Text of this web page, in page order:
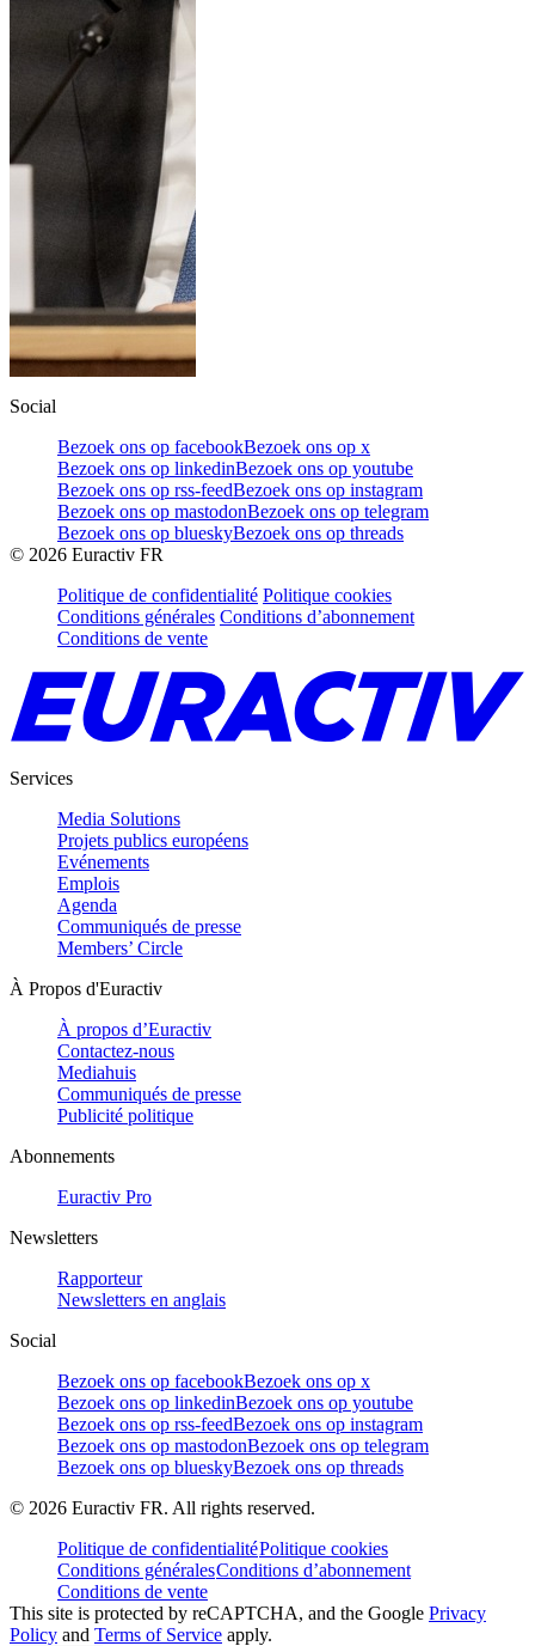
Social
Bezoek ons op facebookBezoek ons op x
Bezoek ons op linkedinBezoek ons op youtube
Bezoek ons op rss-feedBezoek ons op instagram
Bezoek ons op mastodonBezoek ons op telegram
Bezoek ons op blueskyBezoek ons op threads
© 2026 Euractiv FR
Politique de confidentialité Politique cookies
Conditions générales Conditions d’abonnement
Conditions de vente
Services
Media Solutions
Projets publics européens
Evénements
Emplois
Agenda
Communiqués de presse
Members’ Circle
À Propos d'Euractiv
À propos d’Euractiv
Contactez-nous
Mediahuis
Communiqués de presse
Publicité politique
Abonnements
Euractiv Pro
Newsletters
Rapporteur
Newsletters en anglais
Social
Bezoek ons op facebookBezoek ons op x
Bezoek ons op linkedinBezoek ons op youtube
Bezoek ons op rss-feedBezoek ons op instagram
Bezoek ons op mastodonBezoek ons op telegram
Bezoek ons op blueskyBezoek ons op threads
© 2026 Euractiv FR. All rights reserved.
Politique de confidentialitéPolitique cookies
Conditions généralesConditions d’abonnement
Conditions de vente
This site is protected by reCAPTCHA, and the Google Privacy
Policy and Terms of Service apply.